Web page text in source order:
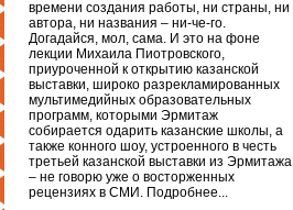
времени создания работы, ни страны, ни
автора, ни названия – ни-че-го.
Догадайся, мол, сама. И это на фоне
лекции Михаила Пиотровского,
приуроченной к открытию казанской
выставки, широко разрекламированных
мультимедийных образовательных
программ, которыми Эрмитаж
собирается одарить казанские школы, а
также конного шоу, устроенного в честь
третьей казанской выставки из Эрмитажа
– не говорю уже о восторженных
рецензиях в СМИ. Подробнее...